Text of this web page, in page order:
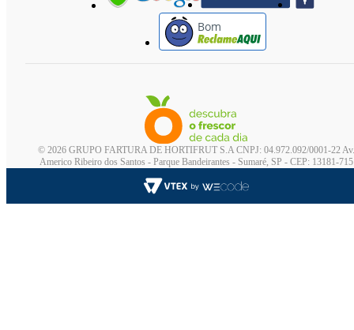
Bom
© 2026 GRUPO FARTURA DE HORTIFRUT S.A CNPJ: 04.972.092/0001-22 Av.
Americo Ribeiro dos Santos - Parque Bandeirantes - Sumaré, SP - CEP: 13181-715